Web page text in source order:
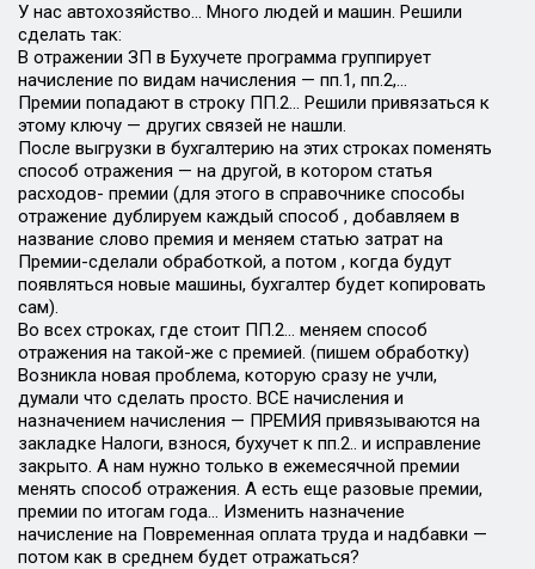
У нас автохозяйство… Много людей и машин. Решили
сделать так:
В отражении ЗП в Бухучете программа группирует
начисление по видам начисления — пп.1, пп.2,…
Премии попадают в строку ПП.2… Решили привязаться к
этому ключу — других связей не нашли.
После выгрузки в бухгалтерию на этих строках поменять
способ отражения — на другой, в котором статья
расходов- премии (для этого в справочнике способы
отражение дублируем каждый способ , добавляем в
название слово премия и меняем статью затрат на
Премии-сделали обработкой, а потом , когда будут
появляться новые машины, бухгалтер будет копировать
сам).
Во всех строках, где стоит ПП.2… меняем способ
отражения на такой-же с премией. (пишем обработку)
Возникла новая проблема, которую сразу не учли,
думали что сделать просто. ВСЕ начисления и
назначением начисления — ПРЕМИЯ привязываются на
закладке Налоги, взнося, бухучет к пп.2.. и исправление
закрыто. А нам нужно только в ежемесячной премии
менять способ отражения. А есть еще разовые премии,
премии по итогам года… Изменить назначение
начисление на Повременная оплата труда и надбавки —
потом как в среднем будет отражаться?